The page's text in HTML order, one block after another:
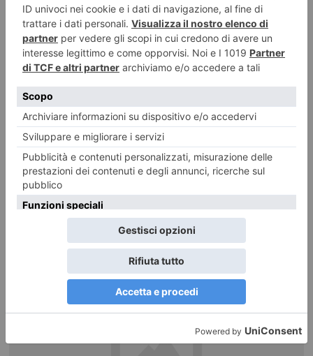
Giulia Calfapietro: "Io, innamorata della parola e della lettura"
Informazione promozionale “Dal 2015 sono referente del Presidio del
Libro di Acquaviva delle Fonti con l’obiettivo